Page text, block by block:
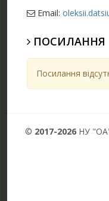
Email:
ПОСИЛАННЯ
Посилання
© 2017-2026 НУ